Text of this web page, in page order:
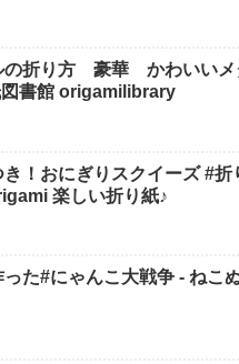
の折り方 豪華 かわいい
図書館 origamilibrary
！おにぎりスクイーズ #
楽しい折り紙♪
た#にゃんこ大戦争 - ねこ